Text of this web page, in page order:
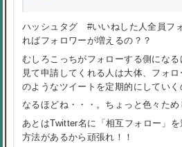
ハッシュタグ #いいねした人全員フ
ればフォロワーが増えるの？？
むしろこっちがフォローする側にな
見て申請してくれる人は大体、フォ
のようなツイートを定期的にしていく
なるほどね・・・。ちょっと色々ため
あとはTwitter名に「相互フォロー」
方法があるから頑張れ！！